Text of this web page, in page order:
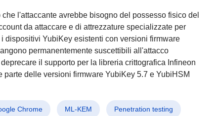
l'attaccante avrebbe bisogno del possesso fisico del
da attaccare e di attrezzature specializzate per
dispositivi YubiKey esistenti con versioni firmware
permanentemente suscettibili all'attacco
il supporto per la libreria crittografica Infineon
delle versioni firmware YubiKey 5.7 e YubiHSM
Chrome ML-KEM Penetration testing